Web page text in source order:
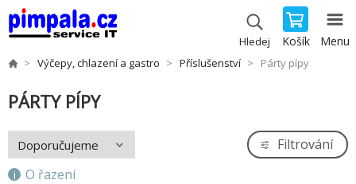
Hledej Košík Menu
Výčepy, chlazení a gastro Příslušenství Párty pípy
PÁRTY PÍPY
O řazení
Filtrování